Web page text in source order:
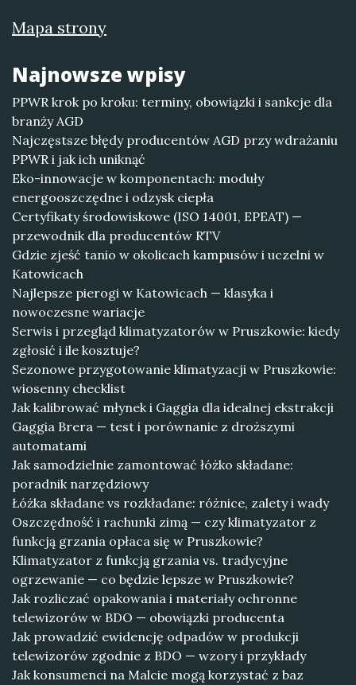
Mapa strony
Najnowsze wpisy
PPWR krok po kroku: terminy, obowiązki i sankcje dla
branży AGD
Najczęstsze błędy producentów AGD przy wdrażaniu
PPWR i jak ich uniknąć
Eko-innowacje w komponentach: moduły
energooszczędne i odzysk ciepła
Certyfikaty środowiskowe (ISO 14001, EPEAT) —
przewodnik dla producentów RTV
Gdzie zjeść tanio w okolicach kampusów i uczelni w
Katowicach
Najlepsze pierogi w Katowicach — klasyka i
nowoczesne wariacje
Serwis i przegląd klimatyzatorów w Pruszkowie: kiedy
zgłosić i ile kosztuje?
Sezonowe przygotowanie klimatyzacji w Pruszkowie:
wiosenny checklist
Jak kalibrować młynek i Gaggia dla idealnej ekstrakcji
Gaggia Brera — test i porównanie z droższymi
automatami
Jak samodzielnie zamontować łóżko składane:
poradnik narzędziowy
Łóżka składane vs rozkładane: różnice, zalety i wady
Oszczędność i rachunki zimą — czy klimatyzator z
funkcją grzania opłaca się w Pruszkowie?
Klimatyzator z funkcją grzania vs. tradycyjne
ogrzewanie — co będzie lepsze w Pruszkowie?
Jak rozliczać opakowania i materiały ochronne
telewizorów w BDO — obowiązki producenta
Jak prowadzić ewidencję odpadów w produkcji
telewizorów zgodnie z BDO — wzory i przykłady
Jak konsumenci na Malcie mogą korzystać z baz